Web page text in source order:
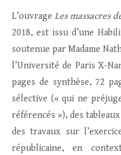
L’ouvrageLes massacres
2018, est issu d’une
soutenue par Madame
l’Université de Paris X-
pages de synthèse, 72
sélective (« qui ne
référencés »), des
des travaux sur
républicaine, en